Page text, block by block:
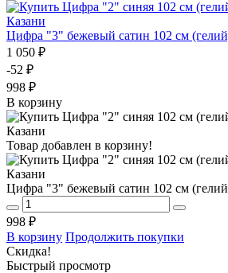
Цифра "3" бежевый сатин 102 см
1 050 ₽
-52 ₽
998 ₽
В корзину
Товар добавлен в корзину!
Цифра "3" бежевый сатин 102 см
998 ₽
В корзину Продолжить покупки
Скидка!
Быстрый просмотр